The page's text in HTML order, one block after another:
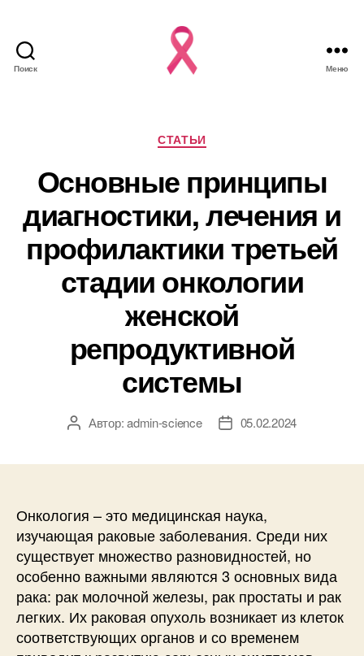
Поиск Меню
Рубрики
СТАТЬИ
Основные принципы
диагностики, лечения и
профилактики третьей
стадии онкологии
женской
репродуктивной
системы
АвторАвтор:admin-science
Дата05.02.2024
Онкология – это медицинская наука,
изучающая раковые заболевания. Среди них
существует множество разновидностей, но
особенно важными являются 3 основных вида
рака: рак молочной железы, рак простаты и рак
легких. Их раковая опухоль возникает из клеток
соответствующих органов и со временем